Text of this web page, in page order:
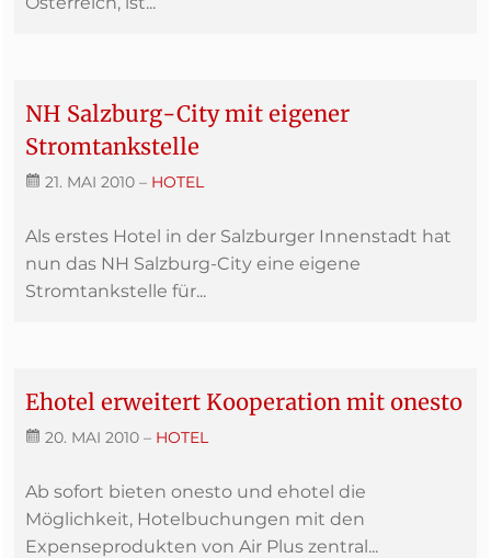
NH Salzburg-City mit eigener
Stromtankstelle
21. MAI 2010 – HOTEL
Als erstes Hotel in der Salzburger Innenstadt hat
nun das NH Salzburg-City eine eigene
Stromtankstelle für...
Ehotel erweitert Kooperation mit onesto
20. MAI 2010 – HOTEL
Ab sofort bieten onesto und ehotel die
Möglichkeit, Hotelbuchungen mit den
Expenseprodukten von Air Plus zentral...